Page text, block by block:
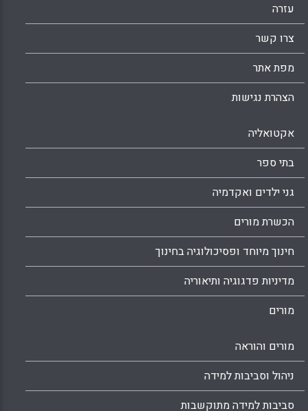
עזרה
צרו קשר
מפת אתר
הצהרת נגישות
אקטואליה
בתי ספר
גני ילדים ואקדמיה
הכשרת מורים
חינוך מיוחד ופסיכולוגיה בחינוך
מדיניות פדגוגיה ותיאוריה
מורים
מורים והוראה
ניהול וסביבות למידה
סביבות למידה מתוקשבות